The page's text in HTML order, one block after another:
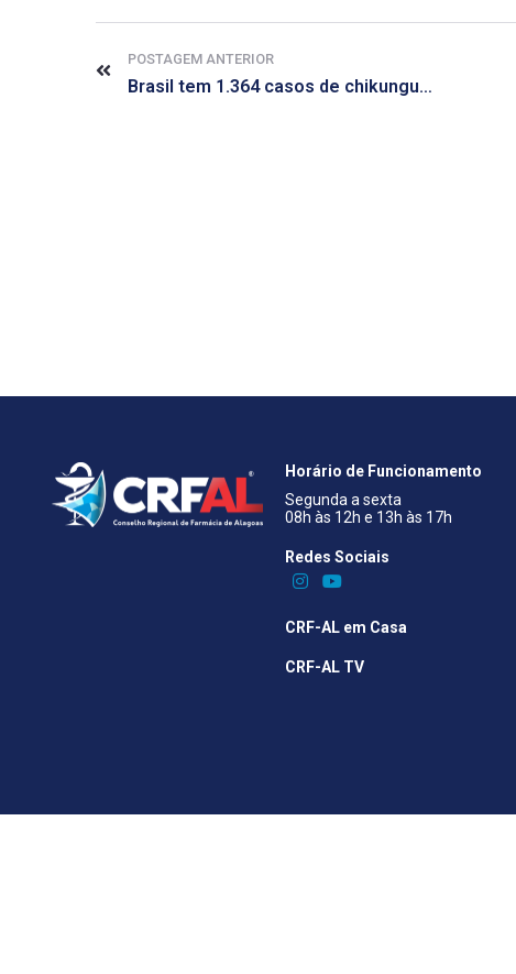
POSTAGEM ANTERIOR
Brasil tem 1.364 casos de chikungunya, diz Ministério da Saúde
Horário de Funcionamento
Segunda a sexta
08h às 12h e 13h às 17h
Redes Sociais​
CRF-AL em Casa
CRF-AL TV